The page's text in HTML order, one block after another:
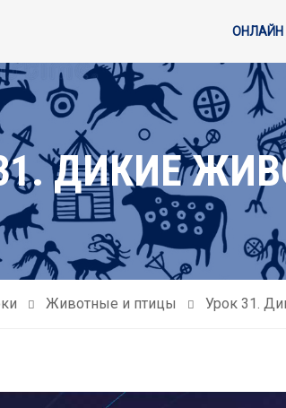
ОНЛАЙН
ДИКИЕ
Животные и птицы Урок 31.